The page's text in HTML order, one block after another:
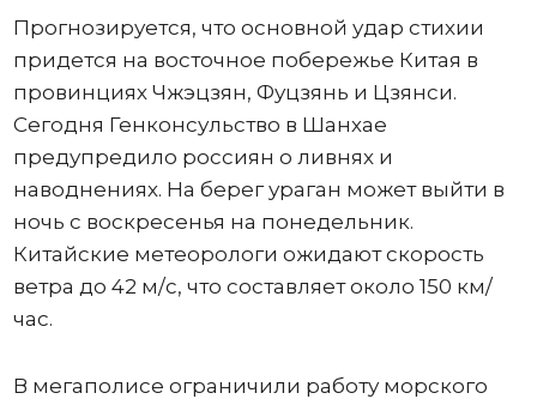
Прогнозируется, что основной удар стихии
придется на восточное побережье Китая в
провинциях Чжэцзян, Фуцзянь и Цзянси.
Сегодня Генконсульство в Шанхае
предупредило россиян о ливнях и
наводнениях. На берег ураган может выйти в
ночь с воскресенья на понедельник.
Китайские метеорологи ожидают скорость
ветра до 42 м/с, что составляет около 150 км/
час.
В мегаполисе ограничили работу морского